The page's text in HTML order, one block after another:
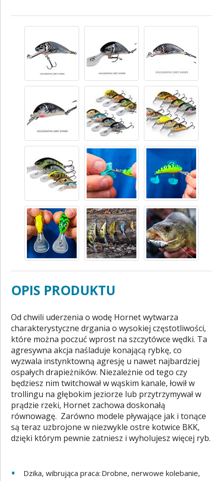
OPIS PRODUKTU
Od chwili uderzenia o wodę Hornet wytwarza
charakterystyczne drgania o wysokiej częstotliwości,
które można poczuć wprost na szczytówce wędki. Ta
agresywna akcja naśladuje konającą rybkę, co
wyzwala instynktowną agresję u nawet najbardziej
ospałych drapieżników. Niezależnie od tego czy
będziesz nim twitchował w wąskim kanale, łowił w
trollingu na głębokim jeziorze lub przytrzymywał w
prądzie rzeki, Hornet zachowa doskonałą
równowagę. Zarówno modele pływające jak i tonące
są teraz uzbrojone w niezwykle ostre kotwice BKK,
dzięki którym pewnie zatniesz i wyholujesz więcej ryb.
Dzika, wibrująca praca: Drobne, nerwowe kolebanie,